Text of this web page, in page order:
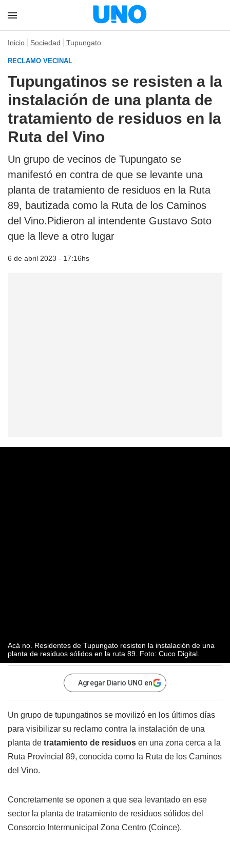
Inicio Sociedad Tupungato
RECLAMO VECINAL
Tupungatinos se resisten a la
instalación de una planta de
tratamiento de residuos en la
Ruta del Vino
Un grupo de vecinos de Tupungato se
manifestó en contra de que se levante una
planta de tratamiento de residuos en la Ruta
89, bautizada como la Ruta de los Caminos
del Vino.Pidieron al intendente Gustavo Soto
que la lleve a otro lugar
6 de abril 2023 - 17:16hs
Acá no. Residentes de Tupungato resisten la instalación de una
planta de residuos sólidos en la ruta 89. Foto: Cuco Digital.
Agregar Diario UNO en
Un grupo de tupungatinos se movilizó en los últimos días
para visibilizar su reclamo contra la instalación de una
planta de tratamiento de residuos en una zona cerca a la
Ruta Provincial 89, conocida como la Ruta de los Caminos
del Vino.
Concretamente se oponen a que sea levantado en ese
sector la planta de tratamiento de residuos sólidos del
Consorcio Intermunicipal Zona Centro (Coince).